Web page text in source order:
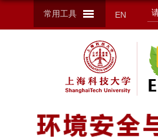
EN
常用工具